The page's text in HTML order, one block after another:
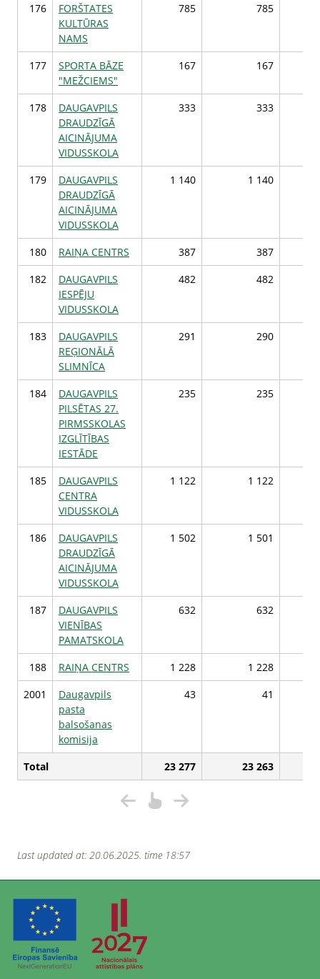
176
FORŠTATES
KULTŪRAS
NAMS
785 785
177
SPORTA BĀZE
"MEŽCIEMS"
167 167
178
DAUGAVPILS
DRAUDZĪGĀ
AICINĀJUMA
VIDUSSKOLA
333 333
179
DAUGAVPILS
DRAUDZĪGĀ
AICINĀJUMA
VIDUSSKOLA
1 140 1 140
180 RAIŅA CENTRS 387 387
182
DAUGAVPILS
IESPĒJU
VIDUSSKOLA
482 482
183
DAUGAVPILS
REĢIONĀLĀ
SLIMNĪCA
291 290
184
DAUGAVPILS
PILSĒTAS 27.
PIRMSSKOLAS
IZGLĪTĪBAS
IESTĀDE
235 235
185
DAUGAVPILS
CENTRA
VIDUSSKOLA
1 122 1 122
186
DAUGAVPILS
DRAUDZĪGĀ
AICINĀJUMA
VIDUSSKOLA
1 502 1 501
187
DAUGAVPILS
VIENĪBAS
PAMATSKOLA
632 632
188 RAIŅA CENTRS 1 228 1 228
2001
Daugavpils
pasta
balsošanas
komisija
43 41
Total 23 277 23 263
Last updated at: 20.06.2025. time 18:57